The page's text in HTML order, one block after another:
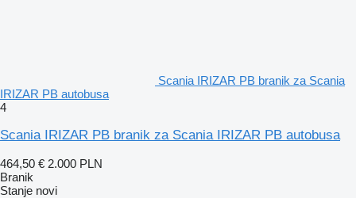
Scania IRIZAR PB branik za Scania
IRIZAR PB autobusa
4
Scania IRIZAR PB branik za Scania IRIZAR PB autobusa
464,50 € 2.000 PLN
Branik
Stanje novi